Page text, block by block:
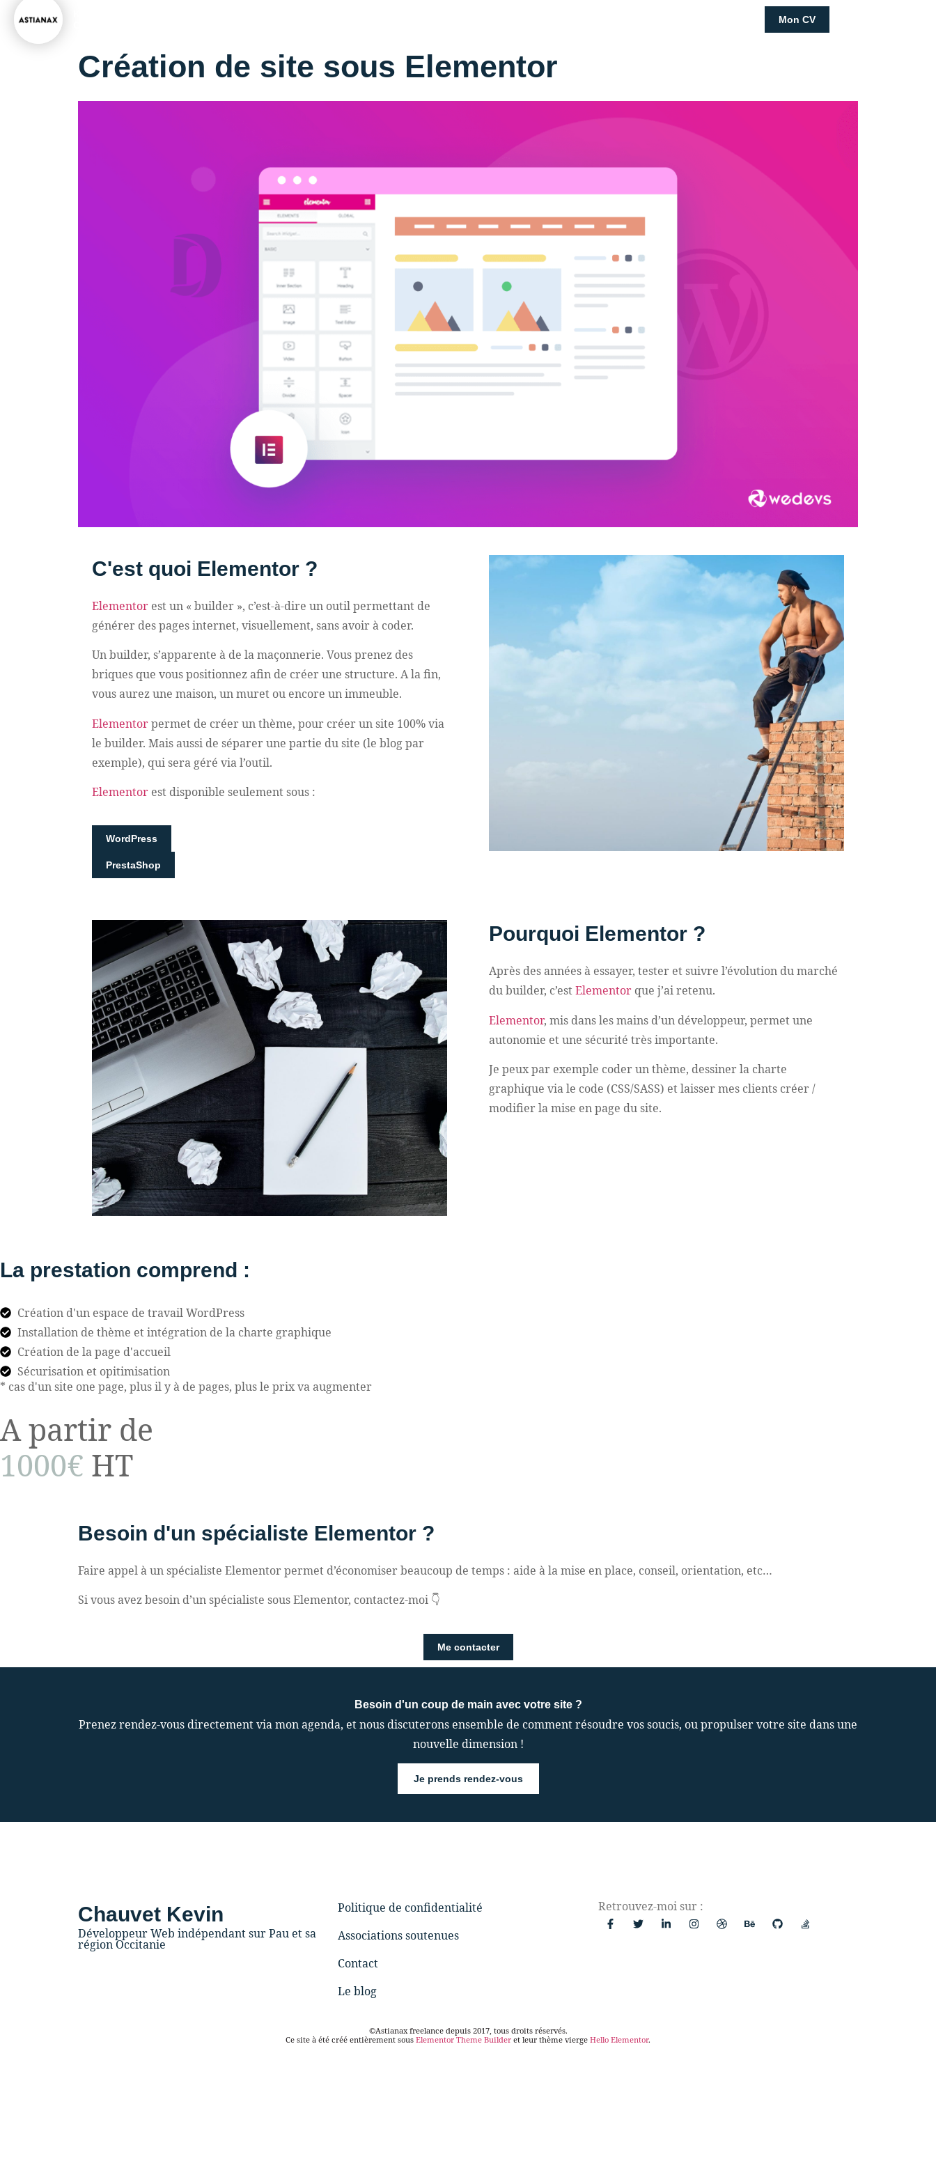
Mon CV
Création de site sous Elementor
C'est quoi Elementor ?
Elementor est un « builder », c’est-à-dire un outil permettant de
générer des pages internet, visuellement, sans avoir à coder.
Un builder, s’apparente à de la maçonnerie. Vous prenez des
briques que vous positionnez afin de créer une structure. A la fin,
vous aurez une maison, un muret ou encore un immeuble.
Elementorpermet de créer un thème, pour créer un site 100% via
le builder. Mais aussi de séparer une partie du site (le blog par
exemple), qui sera géré via l’outil.
Elementor est disponible seulement sous :
WordPress
PrestaShop
Pourquoi Elementor ?
Après des années à essayer, tester et suivre l’évolution du marché
du builder, c’estElementor que j’ai retenu.
Elementor, mis dans les mains d’un développeur, permet une
autonomie et une sécurité très importante.
Je peux par exemple coder un thème, dessiner la charte
graphique via le code (CSS/SASS) et laisser mes clients créer /
modifier la mise en page du site.
La prestation comprend :
Création d'un espace de travail WordPress
Installation de thème et intégration de la charte graphique
Création de la page d'accueil
Sécurisation et opitimisation
* cas d'un site one page, plus il y à de pages, plus le prix va augmenter
A partir de
1000€ HT
Besoin d'un spécialiste Elementor ?
Faire appel à un spécialiste Elementor permet d’économiser beaucoup de temps : aide à la mise en place, conseil, orientation, etc…
Si vous avez besoin d’un spécialiste sous Elementor, contactez-moi 👇
Me contacter
Besoin d'un coup de main avec votre site ?
Prenez rendez-vous directement via mon agenda, et nous discuterons ensemble de comment résoudre vos soucis, ou propulser votre site dans une
nouvelle dimension !
Je prends rendez-vous
Chauvet Kevin
Développeur Web indépendant sur Pau et sa
région Occitanie
Politique de confidentialité
Associations soutenues
Contact
Le blog
Retrouvez-moi sur :
©Astianax freelance depuis 2017, tous droits réservés.
Ce site à été créé entièrement sous Elementor Theme Builder et leur thème vierge Hello Elementor.